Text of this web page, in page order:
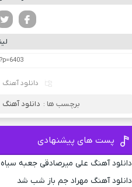
دانلود آهنگ
برچسب ها : دانلود آهنگ
پست های پیشنهادی
دانلود آهنگ علی میرصادقی جعبه سیاه
دانلود آهنگ مهراد جم باز شب شد